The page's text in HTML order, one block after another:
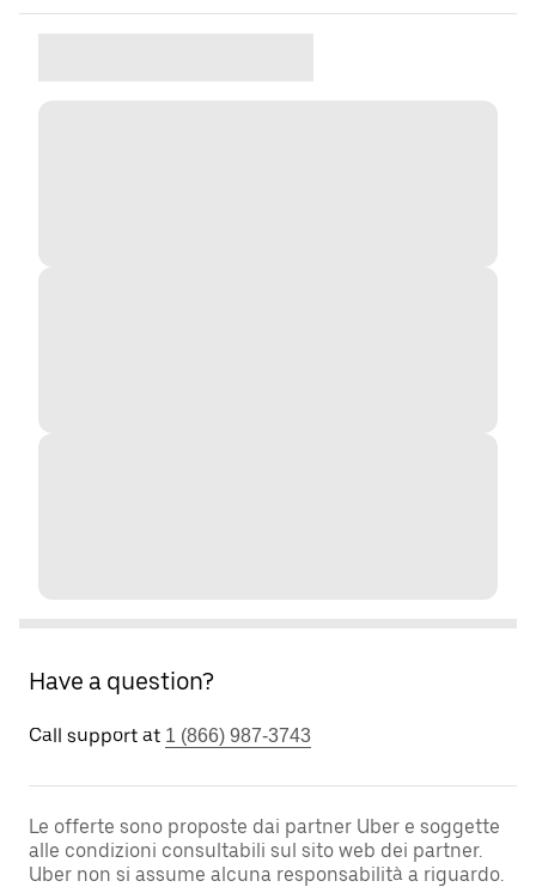
Have a question?
Call support at 1 (866) 987-3743
Le offerte sono proposte dai partner Uber e soggette
alle condizioni consultabili sul sito web dei partner.
Uber non si assume alcuna responsabilità a riguardo.